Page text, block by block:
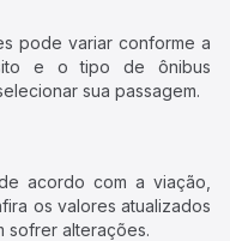
pode variar conforme a
e o tipo de ônibus
sua passagem.
acordo com a viação,
os valores atualizados
sofrer alterações.